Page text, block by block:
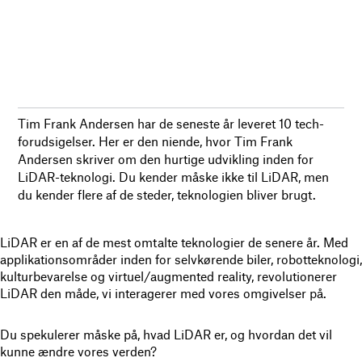
Tim Frank Andersen har de seneste år leveret 10 tech-
forudsigelser. Her er den niende, hvor Tim Frank
Andersen skriver om den hurtige udvikling inden for
LiDAR-teknologi. Du kender måske ikke til LiDAR, men
du kender flere af de steder, teknologien bliver brugt.
LiDAR er en af de mest omtalte teknologier de senere år. Med
applikationsområder inden for selvkørende biler, robotteknologi,
kulturbevarelse og virtuel/augmented reality, revolutionerer
LiDAR den måde, vi interagerer med vores omgivelser på.
Du spekulerer måske på, hvad LiDAR er, og hvordan det vil
kunne ændre vores verden?